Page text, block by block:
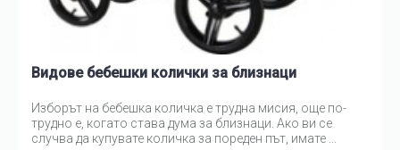
Видове бебешки колички за близнаци
Изборът на бебешка количка е трудна мисия, още по-
трудно е, когато става дума за близнаци. Ако ви се
случва да купувате количка за пореден път, имате ...